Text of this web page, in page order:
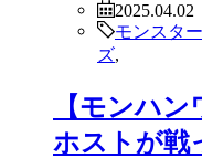
2025.04.02
モンスタ
ズ
【モンハ
ホストが戦